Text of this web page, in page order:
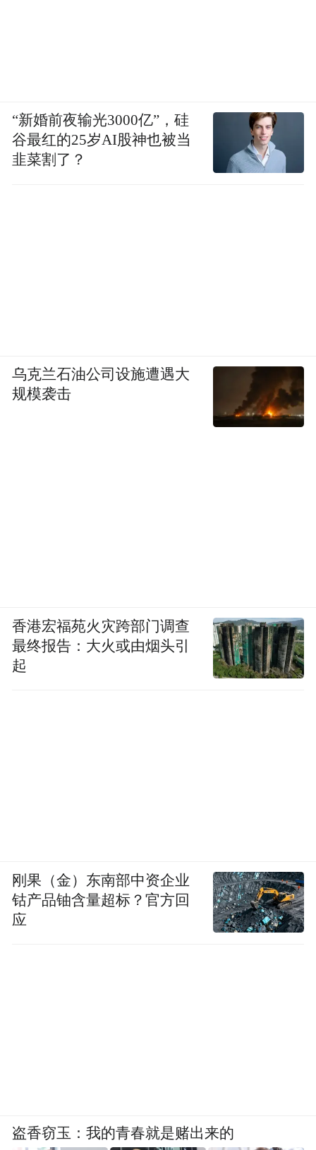
“新婚前夜输光3000亿”，硅
谷最红的25岁AI股神也被当
韭菜割了？
乌克兰石油公司设施遭遇大
规模袭击
香港宏福苑火灾跨部门调查
最终报告：大火或由烟头引
起
刚果（金）东南部中资企业
钴产品铀含量超标？官方回
应
盗香窃玉：我的青春就是赌出来的